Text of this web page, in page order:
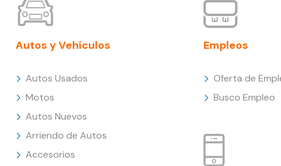
Autos y Vehículos
Autos Usados
Motos
Autos Nuevos
Arriendo de Autos
Accesorios
Empleos
Oferta de
Busco Empleo